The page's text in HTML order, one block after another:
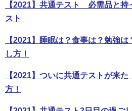
【2021】共通テスト 必需品と持
スト
【2021】睡眠は？食事は？勉強
し方！
【2021】ついに共通テストが来
方！